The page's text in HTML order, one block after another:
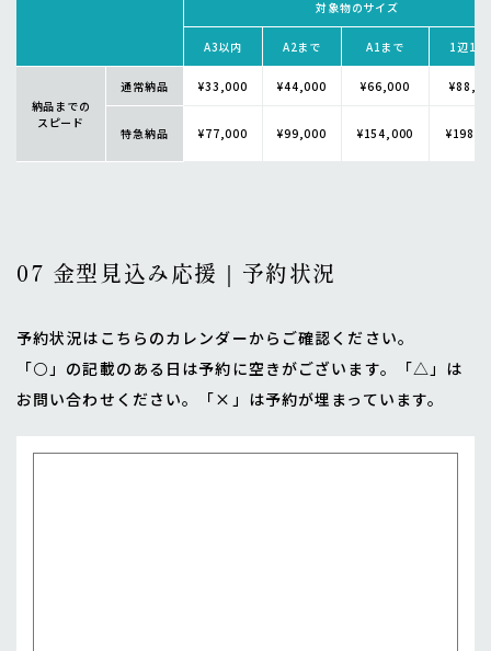
対象物のサイズ
A3以内 A2まで A1まで 1辺1m
納品までの
スピード
通常納品 ¥33,000 ¥44,000 ¥66,000
特急納品 ¥77,000 ¥99,000 ¥154,000
07 金型見込み応援｜予約状況
予約状況はこちらのカレンダーからご確認ください。
「⚪」の記載のある日は予約に空きがございます。「△」は
お問い合わせください。「×」は予約が埋まっています。